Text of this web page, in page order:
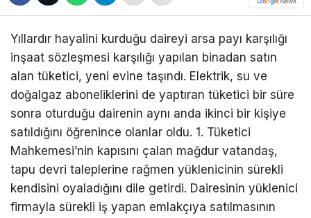
Yıllardır hayalini kurduğu daireyi arsa payı karşılığı
inşaat sözleşmesi karşılığı yapılan binadan satın
alan tüketici, yeni evine taşındı. Elektrik, su ve
doğalgaz aboneliklerini de yaptıran tüketici bir süre
sonra oturduğu dairenin aynı anda ikinci bir kişiye
satıldığını öğrenince olanlar oldu. 1. Tüketici
Mahkemesi’nin kapısını çalan mağdur vatandaş,
tapu devri taleplerine rağmen yüklenicinin sürekli
kendisini oyaladığını dile getirdi. Dairesinin yüklenici
firmayla sürekli iş yapan emlakçıya satılmasının